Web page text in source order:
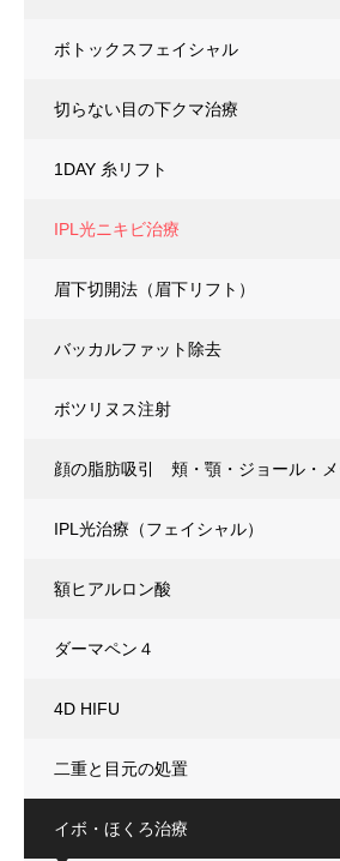
ボトックスフェイシャル
切らない目の下クマ治療
1DAY 糸リフト
IPL光ニキビ治療
眉下切開法（眉下リフト）
バッカルファット除去
ボツリヌス注射
顔の脂肪吸引 頬・顎・ジョール・
IPL光治療（フェイシャル）
額ヒアルロン酸
ダーマペン４
4D HIFU
二重と目元の処置
イボ・ほくろ治療